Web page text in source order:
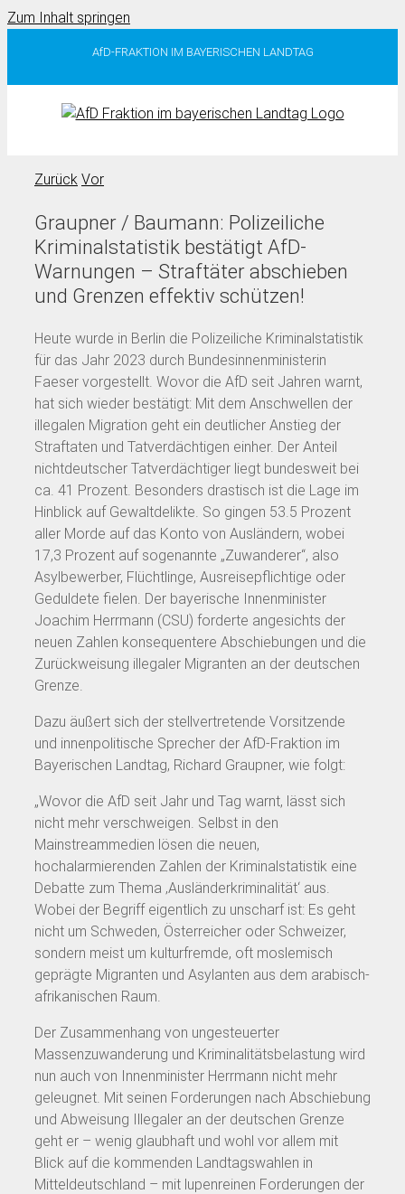
Zum Inhalt springen
AfD-FRAKTION IM BAYERISCHEN LANDTAG
Zurück Vor
Graupner / Baumann: Polizeiliche
Kriminalstatistik bestätigt AfD-
Warnungen – Straftäter abschieben
und Grenzen effektiv schützen!
Heute wurde in Berlin die Polizeiliche Kriminalstatistik
für das Jahr 2023 durch Bundesinnenministerin
Faeser vorgestellt. Wovor die AfD seit Jahren warnt,
hat sich wieder bestätigt: Mit dem Anschwellen der
illegalen Migration geht ein deutlicher Anstieg der
Straftaten und Tatverdächtigen einher. Der Anteil
nichtdeutscher Tatverdächtiger liegt bundesweit bei
ca. 41 Prozent. Besonders drastisch ist die Lage im
Hinblick auf Gewaltdelikte. So gingen 53.5 Prozent
aller Morde auf das Konto von Ausländern, wobei
17,3 Prozent auf sogenannte „Zuwanderer“, also
Asylbewerber, Flüchtlinge, Ausreisepflichtige oder
Geduldete fielen. Der bayerische Innenminister
Joachim Herrmann (CSU) forderte angesichts der
neuen Zahlen konsequentere Abschiebungen und die
Zurückweisung illegaler Migranten an der deutschen
Grenze.
Dazu äußert sich der stellvertretende Vorsitzende
und innenpolitische Sprecher der AfD-Fraktion im
Bayerischen Landtag, Richard Graupner, wie folgt:
„Wovor die AfD seit Jahr und Tag warnt, lässt sich
nicht mehr verschweigen. Selbst in den
Mainstreammedien lösen die neuen,
hochalarmierenden Zahlen der Kriminalstatistik eine
Debatte zum Thema ‚Ausländerkriminalität‘ aus.
Wobei der Begriff eigentlich zu unscharf ist: Es geht
nicht um Schweden, Österreicher oder Schweizer,
sondern meist um kulturfremde, oft moslemisch
geprägte Migranten und Asylanten aus dem arabisch-
afrikanischen Raum.
Der Zusammenhang von ungesteuerter
Massenzuwanderung und Kriminalitätsbelastung wird
nun auch von Innenminister Herrmann nicht mehr
geleugnet. Mit seinen Forderungen nach Abschiebung
und Abweisung Illegaler an der deutschen Grenze
geht er – wenig glaubhaft und wohl vor allem mit
Blick auf die kommenden Landtagswahlen in
Mitteldeutschland – mit lupenreinen Forderungen der